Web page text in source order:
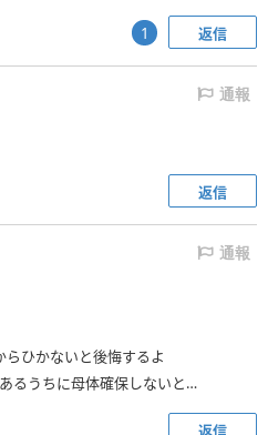
返信
1
通報
返信
通報
ひかないと後悔するよ
るうちに母体確保しないと…
返信